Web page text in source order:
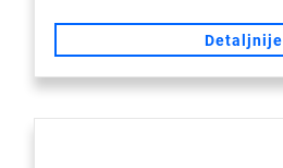
Detaljnije